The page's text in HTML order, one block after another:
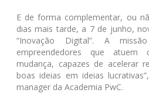
E de forma complementar, ou
dias mais tarde, a 7 de junho,
“Inovação Digital”. A
empreendedores que atuem
mudança, capazes de acelerar
boas ideias em ideias
manager da Academia PwC.